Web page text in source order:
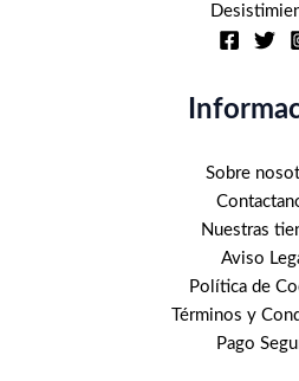
Sobre
Nuestras
Aviso
Política de
Términos y
Pago